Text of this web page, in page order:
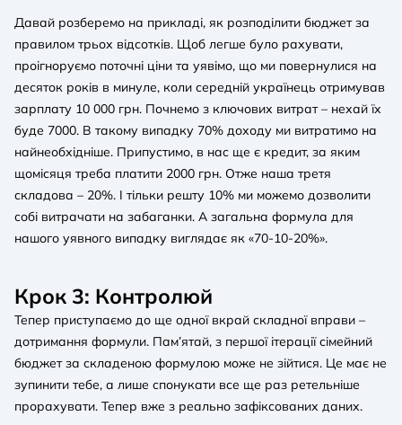
Давай розберемо на прикладі, як розподілити бюджет за
правилом трьох відсотків. Щоб легше було рахувати,
проігноруємо поточні ціни та уявімо, що ми повернулися на
десяток років в минуле, коли середній українець отримував
зарплату 10 000 грн. Почнемо з ключових витрат – нехай їх
буде 7000. В такому випадку 70% доходу ми витратимо на
найнеобхідніше. Припустимо, в нас ще є кредит, за яким
щомісяця треба платити 2000 грн. Отже наша третя
складова – 20%. І тільки решту 10% ми можемо дозволити
собі витрачати на забаганки. А загальна формула для
нашого уявного випадку виглядає як «70-10-20%».
Крок 3: Контролюй
Тепер приступаємо до ще одної вкрай складної вправи –
дотримання формули. Пам’ятай, з першої ітерації сімейний
бюджет за складеною формулою може не зійтися. Це має не
зупинити тебе, а лише спонукати все ще раз ретельніше
прорахувати. Тепер вже з реально зафіксованих даних.